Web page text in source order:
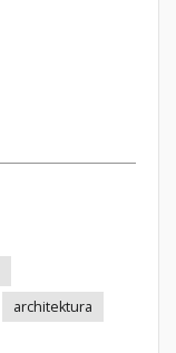
architektura